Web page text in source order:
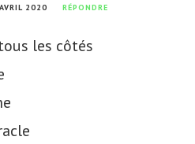
2020 RÉPONDRE
les côtés